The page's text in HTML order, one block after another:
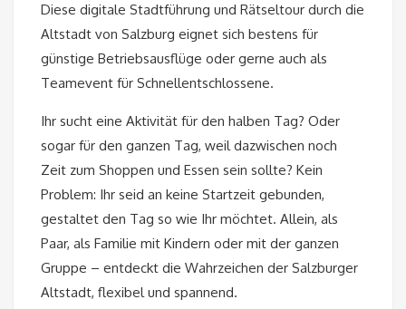
Diese digitale Stadtführung und Rätseltour durch die
Altstadt von Salzburg eignet sich bestens für
günstige Betriebsausflüge oder gerne auch als
Teamevent für Schnellentschlossene.
Ihr sucht eine Aktivität für den halben Tag? Oder
sogar für den ganzen Tag, weil dazwischen noch
Zeit zum Shoppen und Essen sein sollte? Kein
Problem: Ihr seid an keine Startzeit gebunden,
gestaltet den Tag so wie Ihr möchtet. Allein, als
Paar, als Familie mit Kindern oder mit der ganzen
Gruppe – entdeckt die Wahrzeichen der Salzburger
Altstadt, flexibel und spannend.